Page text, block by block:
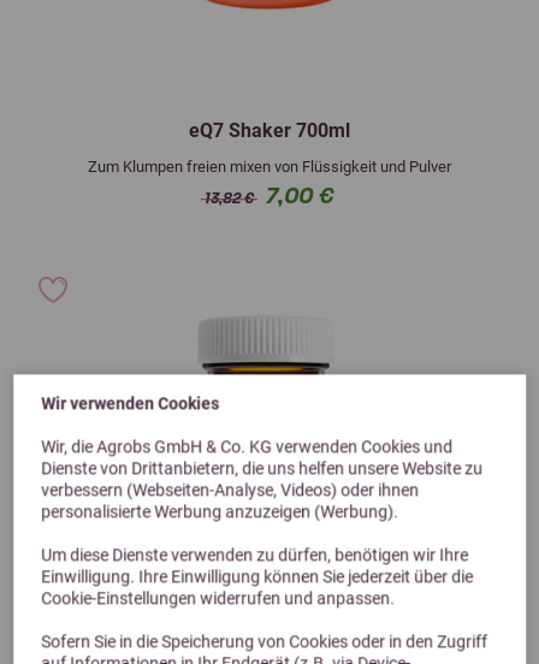
Wir verwenden Cookies
Wir, die Agrobs GmbH & Co. KG verwenden Cookies und
Dienste von Drittanbietern, die uns helfen unsere Website zu
verbessern (Webseiten-Analyse, Videos) oder ihnen
personalisierte Werbung anzuzeigen (Werbung).
Um diese Dienste verwenden zu dürfen, benötigen wir Ihre
Einwilligung. Ihre Einwilligung können Sie jederzeit über die
Cookie-Einstellungen widerrufen und anpassen.
Sofern Sie in die Speicherung von Cookies oder in den Zugriff
eQ7 Shaker 700ml
Zum Klumpen freien mixen von Flüssigkeit und Pulver
13,82 € 7,00 €